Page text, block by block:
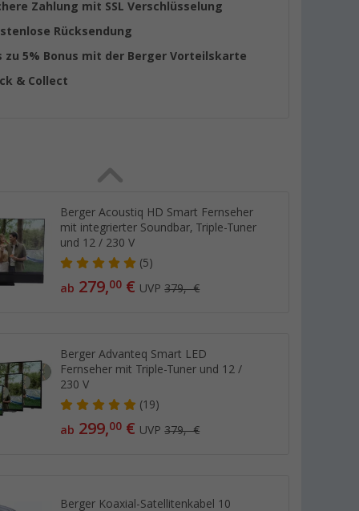
Zahlung mit SSL Verschlüsselung
Rücksendung
zu 5% Bonus mit der Berger Vorteilskarte
& Collect
Berger Acoustiq HD Smart Fernseher
mit integrierter Soundbar, Triple-Tuner
und 12 / 230 V
(5)
ab 279,00 € UVP379,- €
Berger Advanteq Smart LED
Fernseher mit Triple-Tuner und 12 /
230 V
(19)
ab 299,00 € UVP379,- €
Berger Koaxial-Satellitenkabel 10